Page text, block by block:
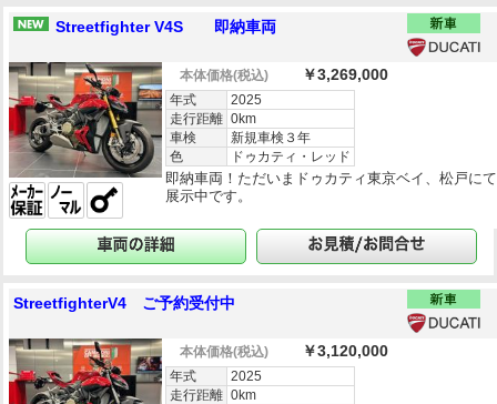
Streetfighter V4S 即納車両
本体価格(税込) ￥3,269,000
年式
2025
走行距離 0km
車検
新規車検３年
色
ドゥカティ・レッド
即納車両！ただいまドゥカティ東京ベイ、松戸にて
展示中です。
StreetfighterV4 ご予約受付中
本体価格(税込) ￥3,120,000
年式
2025
走行距離 0km